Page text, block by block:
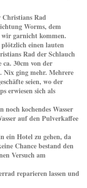
Rad
Worms, dem
wir garnicht kommen.
einen lauten
Rad der Schlauch
30cm von der
Nix ging mehr. Mehrere
seien, wo der
erwiesen sich als
kochendes Wasser
auf den Pulverkaffee
ein Hotel zu gehen, da
Chance bestand den
Versuch am
reparieren lassen und